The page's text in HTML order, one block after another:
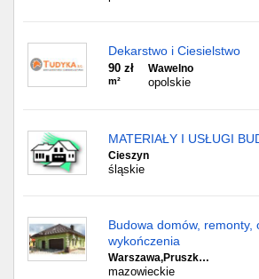
Dekarstwo i Ciesielstwo
90 zł
m²
Wawelno
opolskie
MATERIAŁY I USŁUGI
Cieszyn
śląskie
Budowa domów, remonty,
wykończenia
Warszawa,Pruszk…
mazowieckie